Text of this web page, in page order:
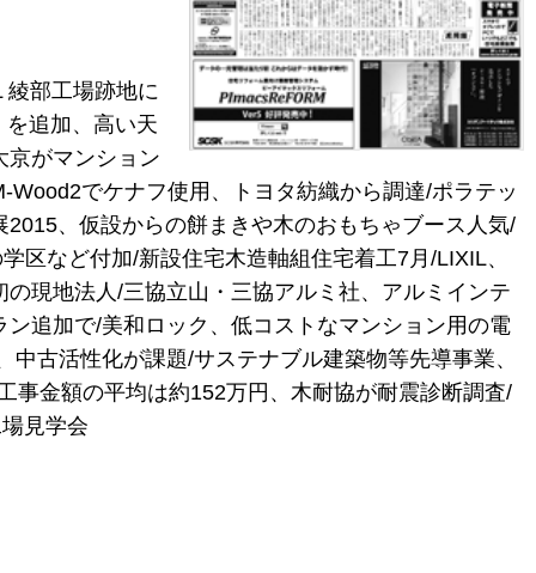
綾部工場跡地に
追加、高い天
京がマンション
でケナフ使用、トヨタ紡織から調達/ポラテッ
、仮設からの餅まきや木のおもちゃブース人気/
区など付加/新設住宅木造軸組住宅着工7月/LIXIL、
現地法人/三協立山・三協アルミ社、アルミインテ
追加で/美和ロック、低コストなマンション用の電
古活性化が課題/サステナブル建築物等先導事業、
事金額の平均は約152万円、木耐協が耐震診断調査/
見学会